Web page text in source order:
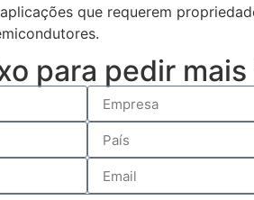
que requerem
para pedir